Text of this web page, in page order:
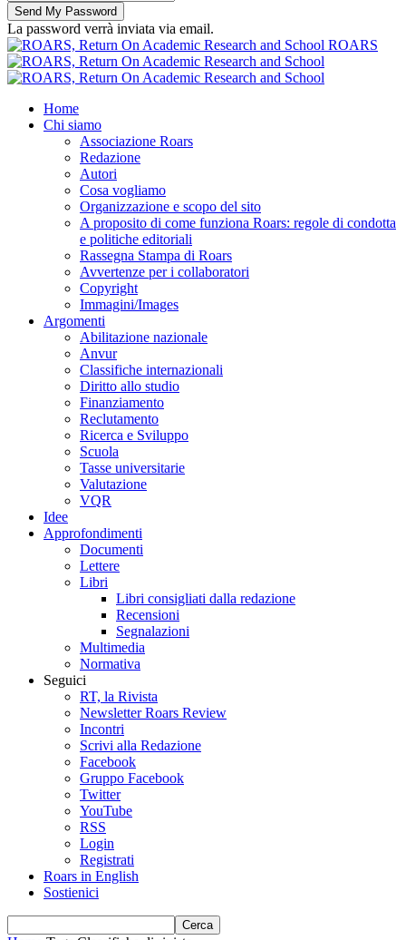
La password verrà inviata via email.
ROARS
Home
Chi siamo
Associazione Roars
Redazione
Autori
Cosa vogliamo
Organizzazione e scopo del sito
A proposito di come funziona Roars: regole di condotta
e politiche editoriali
Rassegna Stampa di Roars
Avvertenze per i collaboratori
Copyright
Immagini/Images
Argomenti
Abilitazione nazionale
Anvur
Classifiche internazionali
Diritto allo studio
Finanziamento
Reclutamento
Ricerca e Sviluppo
Scuola
Tasse universitarie
Valutazione
VQR
Idee
Approfondimenti
Documenti
Lettere
Libri
Libri consigliati dalla redazione
Recensioni
Segnalazioni
Multimedia
Normativa
Seguici
RT, la Rivista
Newsletter Roars Review
Incontri
Scrivi alla Redazione
Facebook
Gruppo Facebook
Twitter
YouTube
RSS
Login
Registrati
Roars in English
Sostienici